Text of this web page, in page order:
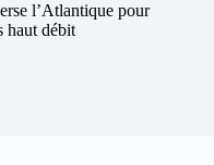
l’Atlantique pour
haut débit